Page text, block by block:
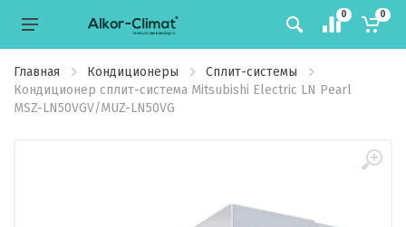
0 0
Главная Кондиционеры
Сплит-системы
Кондиционер сплит-система Mitsubishi Electric LN Pearl
MSZ-LN50VGV/MUZ-LN50VG